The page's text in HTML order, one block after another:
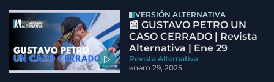
VERSIÓN ALTERNATIVA
📰 GUSTAVO PETRO UN
CASO CERRADO | Revista
Alternativa | Ene 29
Revista Alternativa
enero 29, 2025